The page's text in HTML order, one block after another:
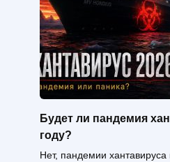
Будет ли пандемия
году?
Нет, пандемии